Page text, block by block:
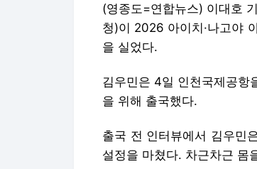
(영종도=연합뉴스) 이대호
청)이 2026 아이치·나고야
을 실었다.
김우민은 4일 인천국제공항
을 위해 출국했다.
출국 전 인터뷰에서 김우민
설정을 마쳤다. 차근차근 몸